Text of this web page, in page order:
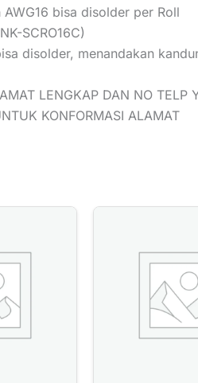
bisa disolder per Roll
SCRO16C)
disolder, menandakan
LENGKAP DAN NO TELP
KONFORMASI ALAMAT